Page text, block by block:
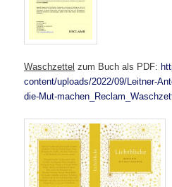
Waschzettel zum Buch als PDF:
content/uploads/2022/09/Leitner-
die-Mut-